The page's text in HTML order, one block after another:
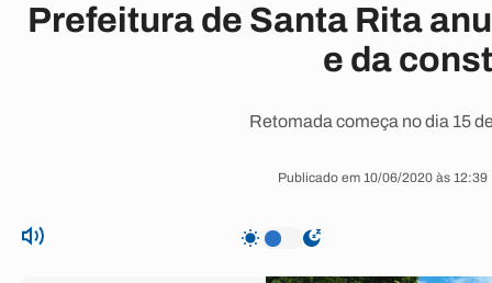
Prefeitura de Santa Rita
e da
Retomada começa no dia 15
Publicado em 10/06/2020 às